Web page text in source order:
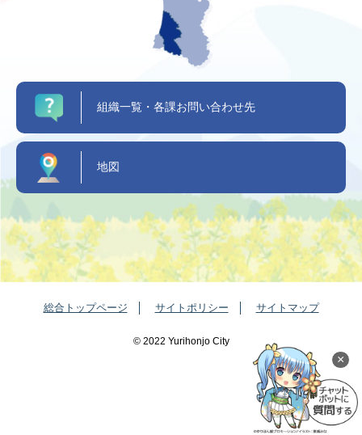
×
組織一覧・各課お問い合わせ先
地図
総合トップページ サイトポリシー サイトマップ
©️ 2022 Yurihonjo City